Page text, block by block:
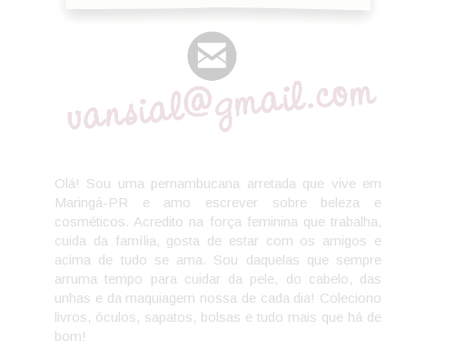
Olá! Sou uma pernambucana arretada que vive em
Maringá-PR e amo escrever sobre beleza e
cosméticos. Acredito na força feminina que trabalha,
cuida da família, gosta de estar com os amigos e
acima de tudo se ama. Sou daquelas que sempre
arruma tempo para cuidar da pele, do cabelo, das
unhas e da maquiagem nossa de cada dia! Coleciono
livros, óculos, sapatos, bolsas e tudo mais que há de
bom!